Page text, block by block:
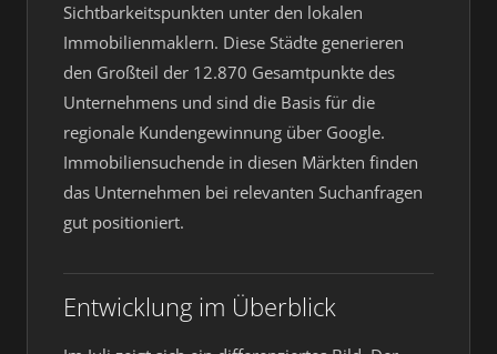
Sichtbarkeitspunkten unter den lokalen
Immobilienmaklern. Diese Städte generieren
den Großteil der 12.870 Gesamtpunkte des
Unternehmens und sind die Basis für die
regionale Kundengewinnung über Google.
Immobiliensuchende in diesen Märkten finden
das Unternehmen bei relevanten Suchanfragen
gut positioniert.
Entwicklung im Überblick